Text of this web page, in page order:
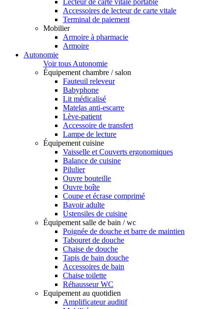
Lecteur de carte vitale portable
Accessoires de lecteur de carte vitale
Terminal de paiement
Mobilier
Armoire à pharmacie
Armoire
Autonomie
Voir tous Autonomie
Équipement chambre / salon
Fauteuil releveur
Babyphone
Lit médicalisé
Matelas anti-escarre
Lève-patient
Accessoire de transfert
Lampe de lecture
Équipement cuisine
Vaisselle et Couverts ergonomiques
Balance de cuisine
Pilulier
Ouvre bouteille
Ouvre boîte
Coupe et écrase comprimé
Bavoir adulte
Ustensiles de cuisine
Équipement salle de bain / wc
Poignée de douche et barre de maintien
Tabouret de douche
Chaise de douche
Tapis de bain douche
Accessoires de bain
Chaise toilette
Réhausseur WC
Equipement au quotidien
Amplificateur auditif